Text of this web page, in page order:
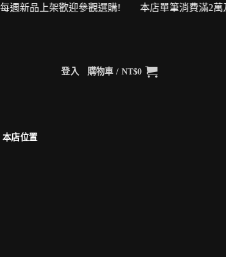
品上架歡迎參觀選購! 本店單筆消費滿2萬及
登入 購物車 / NT$0
本店位置